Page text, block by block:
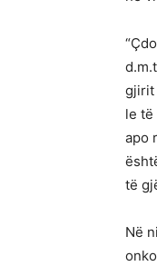
gjirit
le të
apo
të
Në